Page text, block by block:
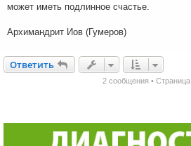
может иметь подлинное счастье.
Архимандрит Иов (Гумеров)
Ответить
Ответить
2 сообщения • Страница